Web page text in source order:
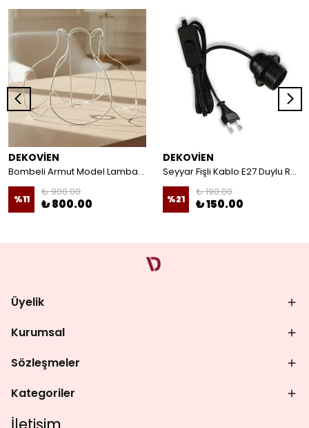
DEKOVİEN
Bombeli Armut Model Lambader Teli Galvaniz
%11
₺ 900.00
₺ 800.00
DEKOVİEN
Seyyar Fişli Kablo E27 Duylu Rondelalı Anahtarlı Kablo Arapuarlı Abajur Kablo
%21
₺ 190.00
₺ 150.00
Üyelik
Kurumsal
Sözleşmeler
Kategoriler